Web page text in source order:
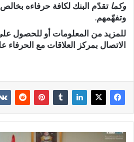
وكما تقدّم البنك لكافة حرفاءه
وتفهّمهم.
للمزيد من المعلومات أو للحصول
الاتصال بمركز العلاقات مع الحرفاء على